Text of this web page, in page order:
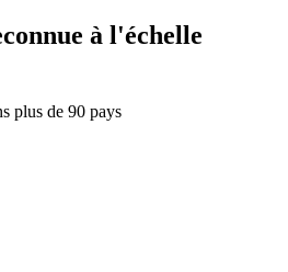
à l'échelle
plus de 90 pays